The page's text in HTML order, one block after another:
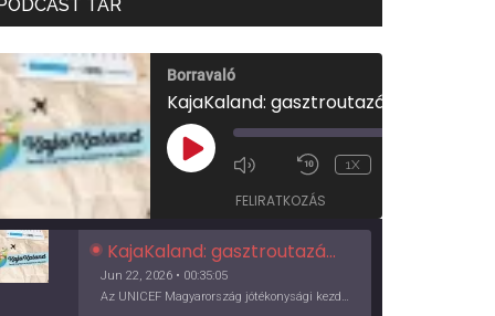
TÁR
Borravaló
PLAY
EPISODE
1X
FELIRATKOZÁS
KajaKaland: gasztroutazás a föld körül
Jun 22, 2026 • 00:35:05
Az UNICEF Magyarország jótékonysági kezdeményezése izgalmas, egész éves világkörüli ízutazásra hív, igazi családi program és gasztroedukáció, illetve segítség a rászorulóknak is egyben.